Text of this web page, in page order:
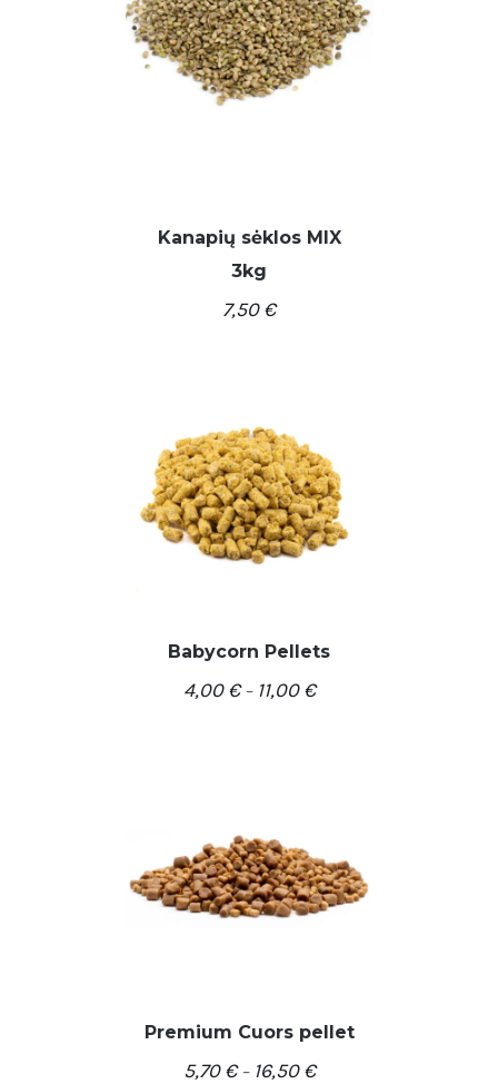
Kanapių sėklos MIX
3kg
7,50€
Babycorn Pellets
4,00€– 11,00€
Premium Cuors pellet
5,70€– 16,50€